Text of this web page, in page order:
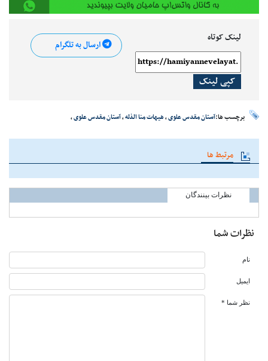
لینک کوتاه
کپی لینک
ارسال به تلگرام
برچسب ها:آستان مقدس علوی،هیهات منا الذله،آستان مقدس علوی،
مرتبط ها
نظرات بینندگان
نظرات شما
نام
ایمیل
نظر شما *